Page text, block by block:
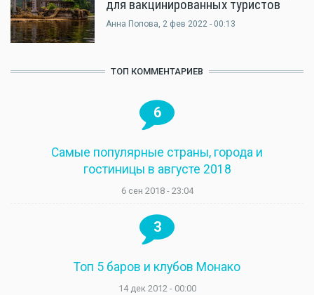
для вакцинированных туристов
Анна Попова, 2 фев 2022 - 00:13
ТОП КОММЕНТАРИЕВ
6
Самые популярные страны, города и
гостиницы в августе 2018
6 сен 2018 - 23:04
3
Топ 5 баров и клубов Монако
14 дек 2012 - 00:00